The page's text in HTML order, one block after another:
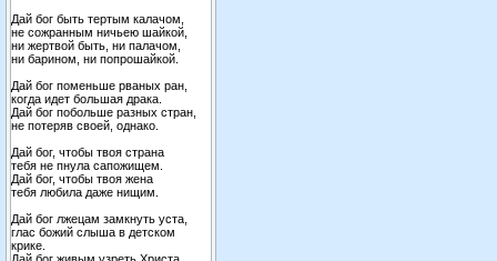
Дай бог быть тертым калачом,
не сожранным ничьею шайкой,
ни жертвой быть, ни палачом,
ни барином, ни попрошайкой.
Дай бог поменьше рваных ран,
когда идет большая драка.
Дай бог побольше разных стран,
не потеряв своей, однако.
Дай бог, чтобы твоя страна
тебя не пнула сапожищем.
Дай бог, чтобы твоя жена
тебя любила даже нищим.
Дай бог лжецам замкнуть уста,
глас божий слыша в детском
крике.